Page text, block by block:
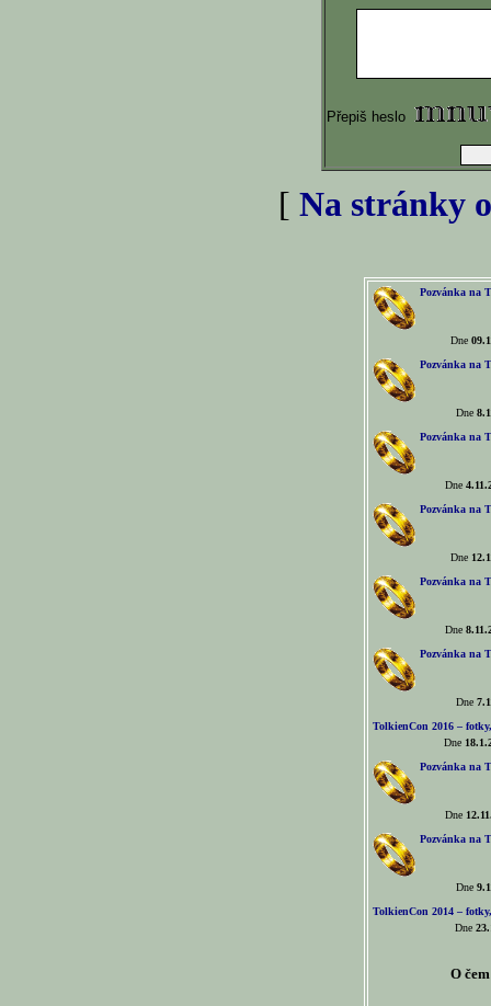
Přepiš heslo
[ Na stránky
Pozvánka na
Dne
Pozvánka na
Dne
Pozvánka na
Dne
Pozvánka na
Dne
Pozvánka na
Dne
Pozvánka na
Dne
TolkienCon 2016 –
Dne
Pozvánka na
Dne
Pozvánka na
Dne
TolkienCon 2014 –
Dne
O